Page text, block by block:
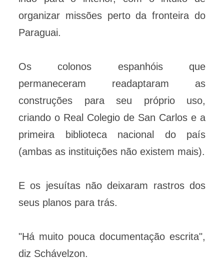
organizar missões perto da fronteira do
Paraguai.
Os colonos espanhóis que
permaneceram readaptaram as
construções para seu próprio uso,
criando o Real Colegio de San Carlos e a
primeira biblioteca nacional do país
(ambas as instituições não existem mais).
E os jesuítas não deixaram rastros dos
seus planos para trás.
"Há muito pouca documentação escrita",
diz Schávelzon.